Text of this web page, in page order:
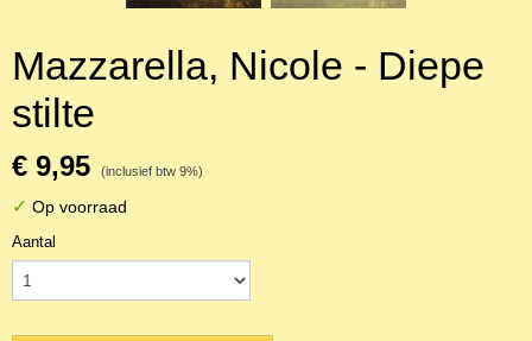
Mazzarella, Nicole - Diepe
stilte
€ 9,95 (inclusief btw 9%)
✓ Op voorraad
Aantal